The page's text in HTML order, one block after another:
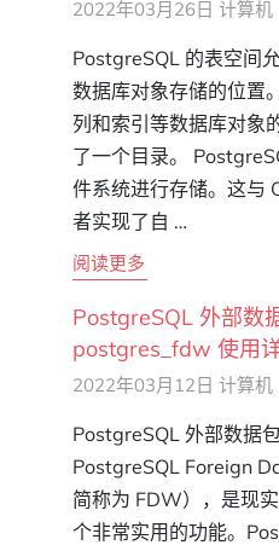
2022年03月26日 计算机
PostgreSQL 的表空间
数据库对象存储的位置
列和索引等数据库对象
了一个目录。
件系统进行存储。这与
者实现了自 …
阅读更多
PostgreSQL 外部数
postgres_fdw 使用
2022年03月12日 计算机
PostgreSQL 外部数据
PostgreSQL Foreign
简称为 FDW），是现
个非常实用的功能。